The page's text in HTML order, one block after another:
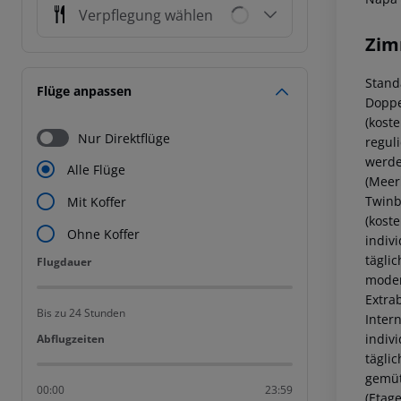
Verpflegung wählen
Flüge anpassen
Nur Direktflüge
Alle Flüge
Mit Koffer
Ohne Koffer
Flugdauer
Flugdauer
Bis zu 24 Stunden
Abflugzeiten
Abflugzeiten
00:00 23:59